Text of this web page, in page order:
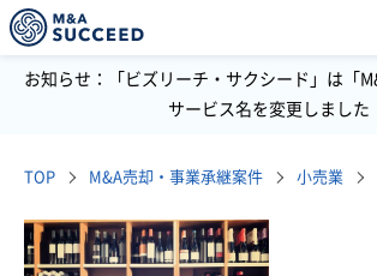
お知らせ：「ビズリーチ・サクシード」は「
サービス名を変更しました
TOP M&A売却・事業承継案件 小売業